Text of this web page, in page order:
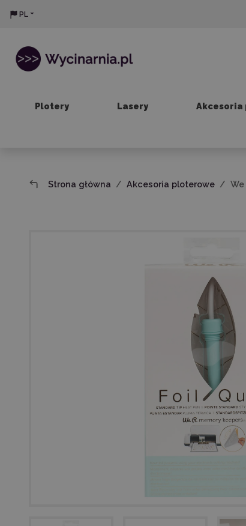
PL
Plotery Lasery
Strona główna Akcesoria ploterowe